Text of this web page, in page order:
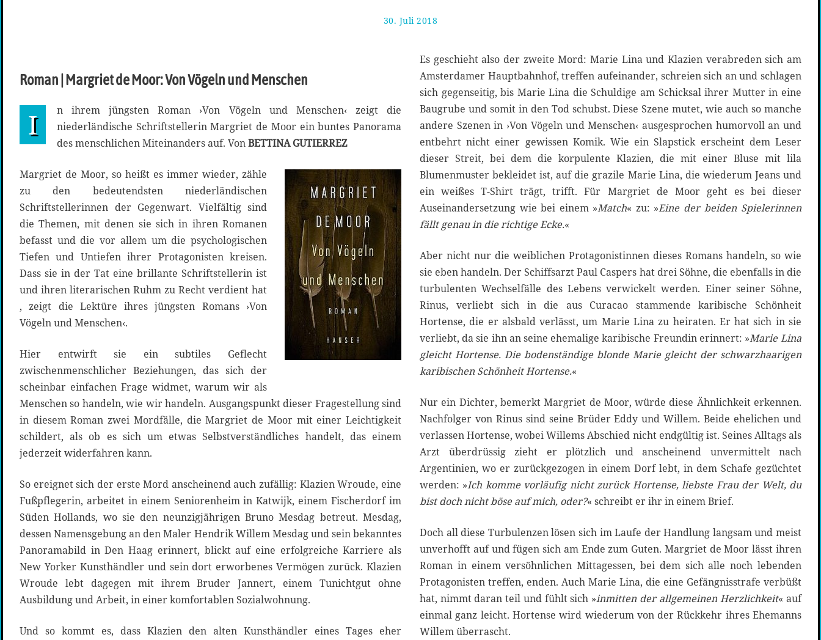
30. Juli 2018
u
u
s
t
2
0
1
8
Roman | Margriet de Moor: Von Vögeln und Menschen
I
n ihrem jüngsten Roman ›Von Vögeln und Menschen‹ zeigt die
niederländische Schriftstellerin Margriet de Moor ein buntes Panorama
des menschlichen Miteinanders auf. VonBETTINA GUTIERREZ
Margriet de Moor, so heißt es immer wieder, zähle
zu den bedeutendsten niederländischen
Schriftstellerinnen der Gegenwart. Vielfältig sind
die Themen, mit denen sie sich in ihren Romanen
befasst und die vor allem um die psychologischen
Tiefen und Untiefen ihrer Protagonisten kreisen.
Dass sie in der Tat eine brillante Schriftstellerin ist
und ihren literarischen Ruhm zu Recht verdient hat
, zeigt die Lektüre ihres jüngsten Romans ›Von
Vögeln und Menschen‹.
Hier entwirft sie ein subtiles Geflecht
zwischenmenschlicher Beziehungen, das sich der
scheinbar einfachen Frage widmet, warum wir als
Menschen so handeln, wie wir handeln. Ausgangspunkt dieser Fragestellung sind
in diesem Roman zwei Mordfälle, die Margriet de Moor mit einer Leichtigkeit
schildert, als ob es sich um etwas Selbstverständliches handelt, das einem
jederzeit widerfahren kann.
So ereignet sich der erste Mord anscheinend auch zufällig: Klazien Wroude, eine
Fußpflegerin, arbeitet in einem Seniorenheim in Katwijk, einem Fischerdorf im
Süden Hollands, wo sie den neunzigjährigen Bruno Mesdag betreut. Mesdag,
dessen Namensgebung an den Maler Hendrik Willem Mesdag und sein bekanntes
Panoramabild in Den Haag erinnert, blickt auf eine erfolgreiche Karriere als
New Yorker Kunsthändler und sein dort erworbenes Vermögen zurück. Klazien
Wroude lebt dagegen mit ihrem Bruder Jannert, einem Tunichtgut ohne
Ausbildung und Arbeit, in einer komfortablen Sozialwohnung.
Und so kommt es, dass Klazien den alten Kunsthändler eines Tages eher
Es geschieht also der zweite Mord: Marie Lina und Klazien verabreden sich am
Amsterdamer Hauptbahnhof, treffen aufeinander, schreien sich an und schlagen
sich gegenseitig, bis Marie Lina die Schuldige am Schicksal ihrer Mutter in eine
Baugrube und somit in den Tod schubst. Diese Szene mutet, wie auch so manche
andere Szenen in ›Von Vögeln und Menschen‹ ausgesprochen humorvoll an und
entbehrt nicht einer gewissen Komik. Wie ein Slapstick erscheint dem Leser
dieser Streit, bei dem die korpulente Klazien, die mit einer Bluse mit lila
Blumenmuster bekleidet ist, auf die grazile Marie Lina, die wiederum Jeans und
ein weißes T-Shirt trägt, trifft. Für Margriet de Moor geht es bei dieser
Auseinandersetzung wie bei einem »Match« zu: »Eine der beiden Spielerinnen
fällt genau in die richtige Ecke.«
Aber nicht nur die weiblichen Protagonistinnen dieses Romans handeln, so wie
sie eben handeln. Der Schiffsarzt Paul Caspers hat drei Söhne, die ebenfalls in die
turbulenten Wechselfälle des Lebens verwickelt werden. Einer seiner Söhne,
Rinus, verliebt sich in die aus Curacao stammende karibische Schönheit
Hortense, die er alsbald verlässt, um Marie Lina zu heiraten. Er hat sich in sie
verliebt, da sie ihn an seine ehemalige karibische Freundin erinnert: »Marie Lina
gleicht Hortense. Die bodenständige blonde Marie gleicht der schwarzhaarigen
karibischen Schönheit Hortense.«
Nur ein Dichter, bemerkt Margriet de Moor, würde diese Ähnlichkeit erkennen.
Nachfolger von Rinus sind seine Brüder Eddy und Willem. Beide ehelichen und
verlassen Hortense, wobei Willems Abschied nicht endgültig ist. Seines Alltags als
Arzt überdrüssig zieht er plötzlich und anscheinend unvermittelt nach
Argentinien, wo er zurückgezogen in einem Dorf lebt, in dem Schafe gezüchtet
werden: »Ich komme vorläufig nicht zurück Hortense, liebste Frau der Welt, du
bist doch nicht böse auf mich, oder?« schreibt er ihr in einem Brief.
Doch all diese Turbulenzen lösen sich im Laufe der Handlung langsam und meist
unverhofft auf und fügen sich am Ende zum Guten. Margriet de Moor lässt ihren
Roman in einem versöhnlichen Mittagessen, bei dem sich alle noch lebenden
Protagonisten treffen, enden. Auch Marie Lina, die eine Gefängnisstrafe verbüßt
hat, nimmt daran teil und fühlt sich »inmitten der allgemeinen Herzlichkeit« auf
einmal ganz leicht. Hortense wird wiederum von der Rückkehr ihres Ehemanns
Willem überrascht.